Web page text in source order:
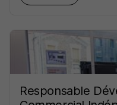
Responsable